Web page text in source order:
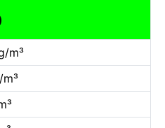
m³